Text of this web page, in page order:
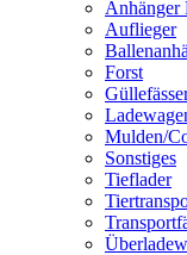
Anhänger
Auflieger
Forst
Mulden/
Sonstiges
Tieflader